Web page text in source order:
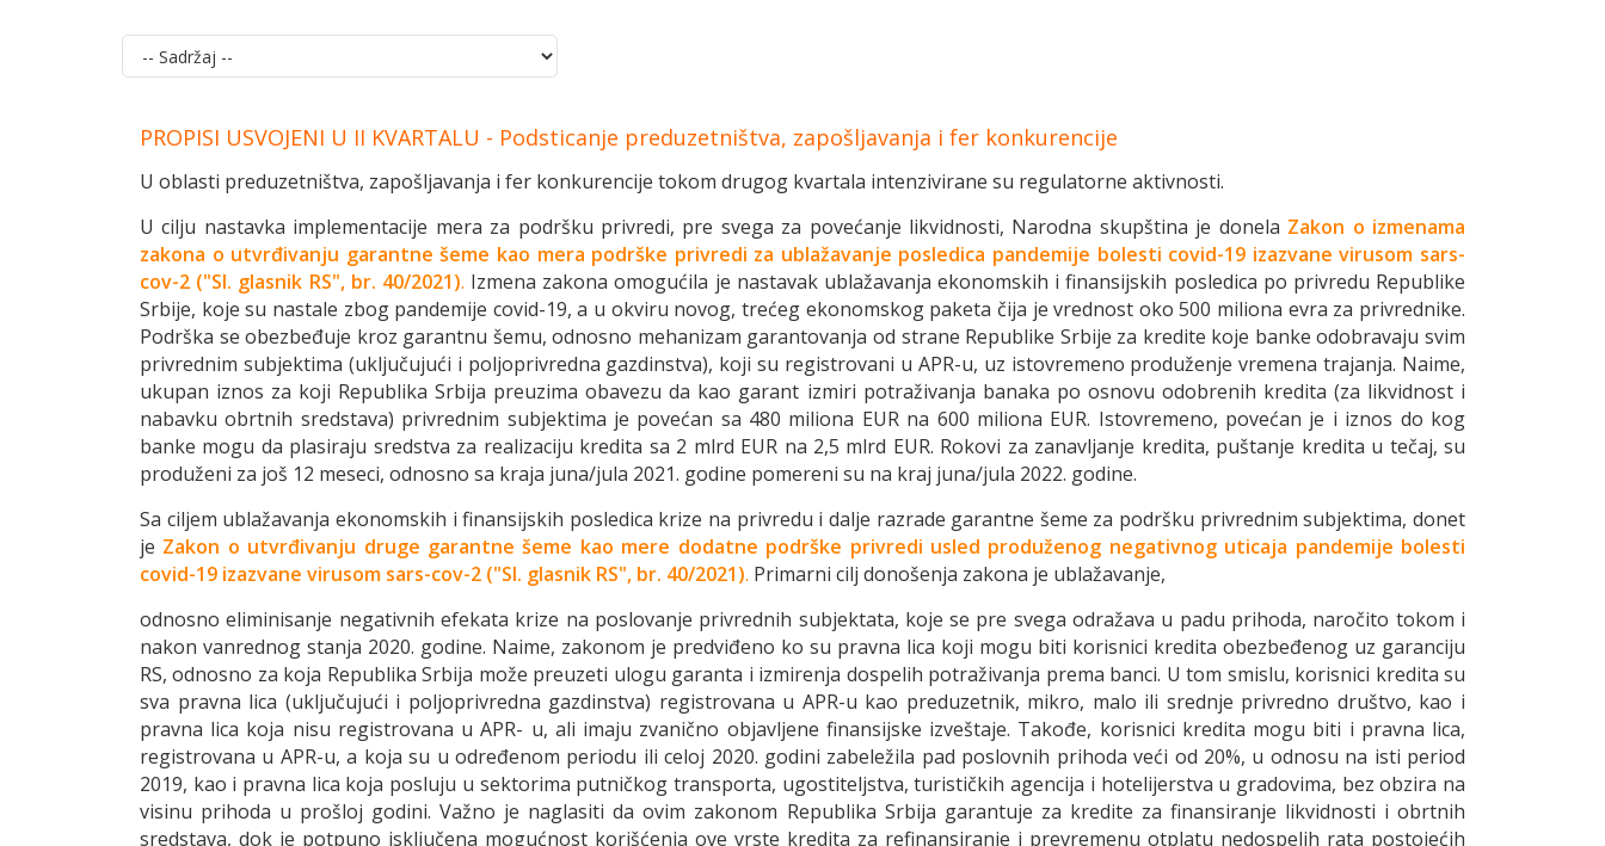
PROPISI USVOJENI U II KVARTALU - Podsticanje preduzetništva, zapošljavanja i fer konkurencije
U oblasti preduzetništva, zapošljavanja i fer konkurencije tokom drugog kvartala intenzivirane su regulatorne aktivnosti.
U cilju nastavka implementacije mera za podršku privredi, pre svega za povećanje likvidnosti, Narodna skupština je donela Zakon o izmenama
zakona o utvrđivanju garantne šeme kao mera podrške privredi za ublažavanje posledica pandemije bolesti covid-19 izazvane virusom sars-
cov-2 ("Sl. glasnik RS", br. 40/2021). Izmena zakona omogućila je nastavak ublažavanja ekonomskih i finansijskih posledica po privredu Republike
Srbije, koje su nastale zbog pandemije covid-19, a u okviru novog, trećeg ekonomskog paketa čija je vrednost oko 500 miliona evra za privrednike.
Podrška se obezbeđuje kroz garantnu šemu, odnosno mehanizam garantovanja od strane Republike Srbije za kredite koje banke odobravaju svim
privrednim subjektima (uključujući i poljoprivredna gazdinstva), koji su registrovani u APR-u, uz istovremeno produženje vremena trajanja. Naime,
ukupan iznos za koji Republika Srbija preuzima obavezu da kao garant izmiri potraživanja banaka po osnovu odobrenih kredita (za likvidnost i
nabavku obrtnih sredstava) privrednim subjektima je povećan sa 480 miliona EUR na 600 miliona EUR. Istovremeno, povećan je i iznos do kog
banke mogu da plasiraju sredstva za realizaciju kredita sa 2 mlrd EUR na 2,5 mlrd EUR. Rokovi za zanavljanje kredita, puštanje kredita u tečaj, su
produženi za još 12 meseci, odnosno sa kraja juna/jula 2021. godine pomereni su na kraj juna/jula 2022. godine.
Sa ciljem ublažavanja ekonomskih i finansijskih posledica krize na privredu i dalje razrade garantne šeme za podršku privrednim subjektima, donet
je Zakon o utvrđivanјu druge garantne šeme kao mere dodatne podrške privredi usled produženog negativnog uticaja pandemije bolesti
covid-19 izazvane virusom sars-cov-2 ("Sl. glasnik RS", br. 40/2021). Primarni cilj donošenja zakona je ublažavanje,
odnosno eliminisanje negativnih efekata krize na poslovanje privrednih subjektata, koje se pre svega odražava u padu prihoda, naročito tokom i
nakon vanrednog stanja 2020. godine. Naime, zakonom je predviđeno ko su pravna lica koji mogu biti korisnici kredita obezbeđenog uz garanciju
RS, odnosno za koja Republika Srbija može preuzeti ulogu garanta i izmirenja dospelih potraživanja prema banci. U tom smislu, korisnici kredita su
sva pravna lica (uključujući i poljoprivredna gazdinstva) registrovana u APR-u kao preduzetnik, mikro, malo ili srednje privredno društvo, kao i
pravna lica koja nisu registrovana u APR- u, ali imaju zvanično objavljene finansijske izveštaje. Takođe, korisnici kredita mogu biti i pravna lica,
registrovana u APR-u, a koja su u određenom periodu ili celoj 2020. godini zabeležila pad poslovnih prihoda veći od 20%, u odnosu na isti period
2019, kao i pravna lica koja posluju u sektorima putničkog transporta, ugostiteljstva, turističkih agencija i hotelijerstva u gradovima, bez obzira na
visinu prihoda u prošloj godini. Važno je naglasiti da ovim zakonom Republika Srbija garantuje za kredite za finansiranje likvidnosti i obrtnih
sredstava, dok je potpuno isklјučena mogućnost korišćenja ove vrste kredita za refinansiranje i prevremenu otplatu nedospelih rata postojećih